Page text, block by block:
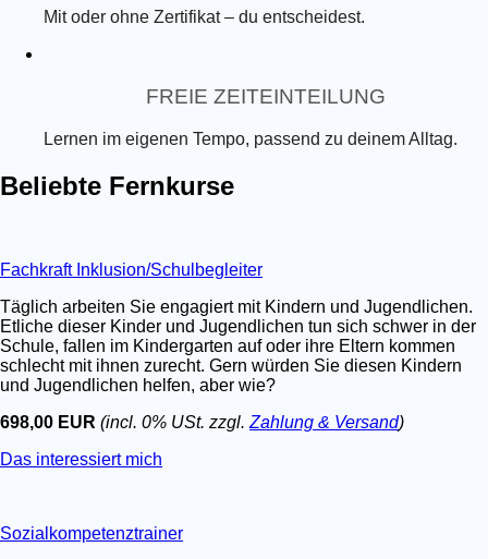
Mit oder ohne Zertifikat – du entscheidest.
FREIE ZEITEINTEILUNG
Lernen im eigenen Tempo, passend zu deinem Alltag.
Beliebte Fernkurse
Fachkraft Inklusion/Schulbegleiter
Täglich arbeiten Sie engagiert mit Kindern und Jugendlichen.
Etliche dieser Kinder und Jugendlichen tun sich schwer in der
Schule, fallen im Kindergarten auf oder ihre Eltern kommen
schlecht mit ihnen zurecht. Gern würden Sie diesen Kindern
und Jugendlichen helfen, aber wie?
698,00 EUR (incl. 0% USt. zzgl. Zahlung & Versand)
Das interessiert mich
Sozialkompetenztrainer